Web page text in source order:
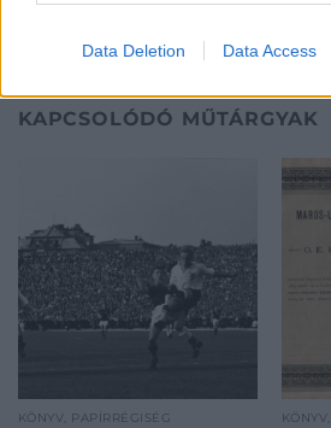
Data Deletion Data Access
KAPCSOLÓDÓ MŰTÁRGYAK
KÖNYV, PAPÍRRÉGISÉG